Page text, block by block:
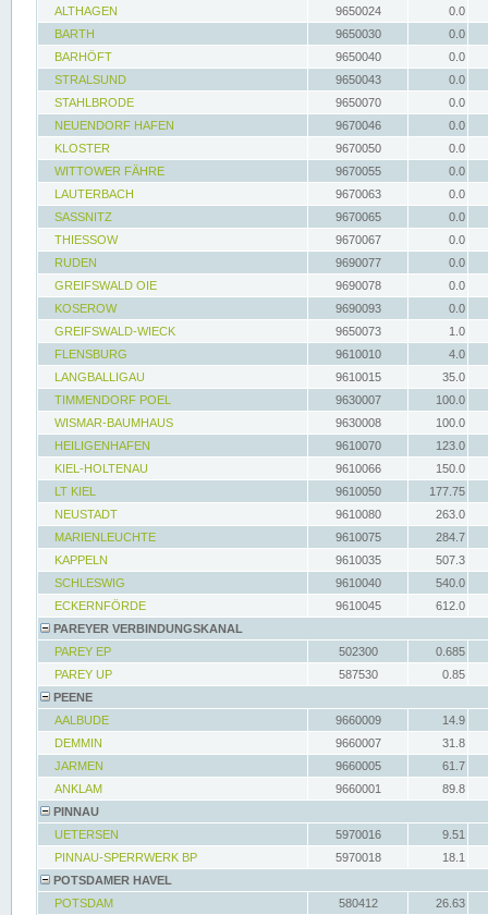
ALTHAGEN
9650024
0.0
BARTH
9650030
0.0
BARHÖFT
9650040
0.0
STRALSUND
9650043
0.0
STAHLBRODE
9650070
0.0
NEUENDORF HAFEN
9670046
0.0
KLOSTER
9670050
0.0
WITTOWER FÄHRE
9670055
0.0
LAUTERBACH
9670063
0.0
SASSNITZ
9670065
0.0
THIESSOW
9670067
0.0
RUDEN
9690077
0.0
GREIFSWALD OIE
9690078
0.0
KOSEROW
9690093
0.0
GREIFSWALD-WIECK
9650073
1.0
FLENSBURG
9610010
4.0
LANGBALLIGAU
9610015
35.0
TIMMENDORF POEL
9630007
100.0
WISMAR-BAUMHAUS
9630008
100.0
HEILIGENHAFEN
9610070
123.0
KIEL-HOLTENAU
9610066
150.0
LT KIEL
9610050
177.75
NEUSTADT
9610080
263.0
MARIENLEUCHTE
9610075
284.7
KAPPELN
9610035
507.3
SCHLESWIG
9610040
540.0
ECKERNFÖRDE
9610045
612.0
PAREYER VERBINDUNGSKANAL
PAREY EP
502300
0.685
PAREY UP
587530
0.85
PEENE
AALBUDE
9660009
14.9
DEMMIN
9660007
31.8
JARMEN
9660005
61.7
ANKLAM
9660001
89.8
PINNAU
UETERSEN
5970016
9.51
PINNAU-SPERRWERK BP
5970018
18.1
POTSDAMER HAVEL
POTSDAM
580412
26.63